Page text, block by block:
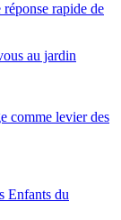
rapide de
au jardin
comme levier des
Enfants du